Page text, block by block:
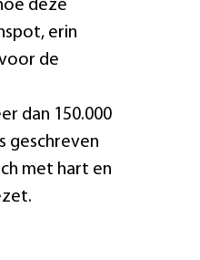
deze
erin
de
dan 150.000
geschreven
met hart en